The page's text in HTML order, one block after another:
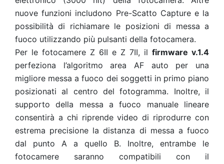
nuove funzioni includono Pre-Scatto Capture e la
possibilità di richiamare le posizioni di messa a
fuoco utilizzando più pulsanti della fotocamera.
Per le fotocamere Z 6II e Z 7II, il firmware v.1.4
perfeziona l’algoritmo area AF auto per una
migliore messa a fuoco dei soggetti in primo piano
posizionati al centro del fotogramma. Inoltre, il
supporto della messa a fuoco manuale lineare
consentirà a chi riprende video di riprodurre con
estrema precisione la distanza di messa a fuoco
dal punto A a quello B. Inoltre, entrambe le
fotocamere saranno compatibili con il